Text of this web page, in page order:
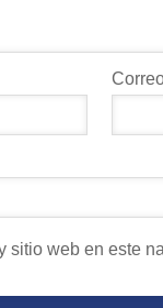
sitio web en este